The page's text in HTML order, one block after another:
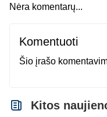
Nėra komentarų...
Komentuoti
Šio įrašo
Kitos